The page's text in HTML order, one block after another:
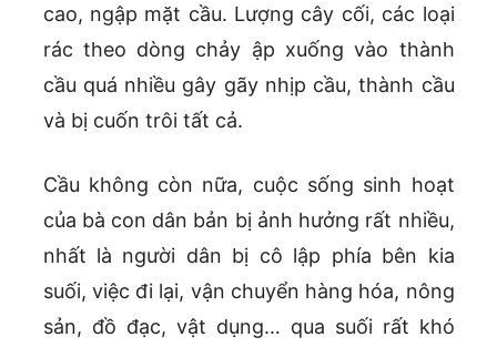
cao, ngập mặt cầu. Lượng cây cối, các loại
rác theo dòng chảy ập xuống vào thành
cầu quá nhiều gây gãy nhịp cầu, thành cầu
và bị cuốn trôi tất cả.
Cầu không còn nữa, cuộc sống sinh hoạt
của bà con dân bản bị ảnh hưởng rất nhiều,
nhất là người dân bị cô lập phía bên kia
suối, việc đi lại, vận chuyển hàng hóa, nông
sản, đồ đạc, vật dụng… qua suối rất khó